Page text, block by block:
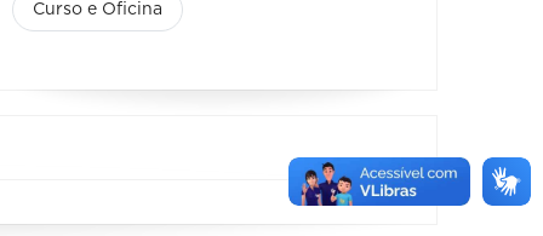
Curso e Oficina